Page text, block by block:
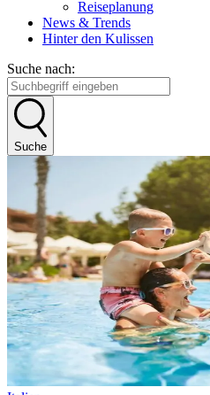
Reiseplanung
News & Trends
Hinter den Kulissen
Suche nach:
Suche